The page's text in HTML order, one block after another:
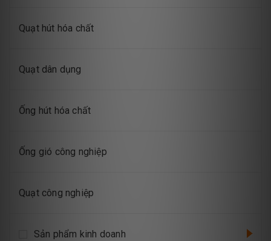
Quạt hút hóa chất
Quạt dân dụng
Ống hút hóa chất
Ống gió công nghiệp
Quạt công nghiệp
Sản phẩm kinh doanh